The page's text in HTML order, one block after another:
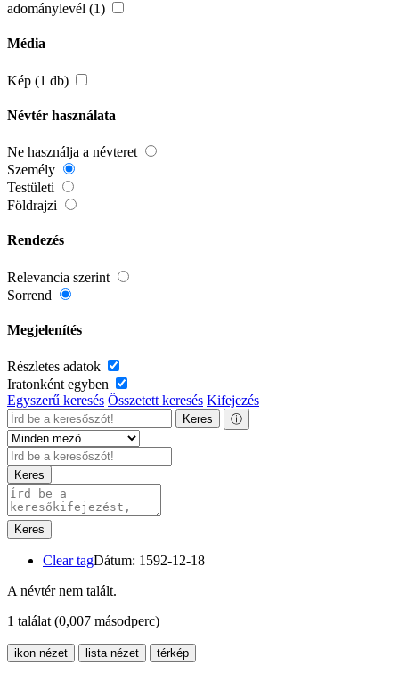
adománylevél (1)
Média
Kép (1 db)
Névtér használata
Ne használja a névteret
Személy
Testületi
Földrajzi
Rendezés
Relevancia szerint
Sorrend
Megjelenítés
Részletes adatok
Iratonként egyben
Egyszerű keresés Összetett keresés Kifejezés
Keres ⓘ
Keres
Keres
Clear tagDátum: 1592-12-18
A névtér nem talált.
1 találat (0,007 másodperc)
ikon nézet lista nézet térkép